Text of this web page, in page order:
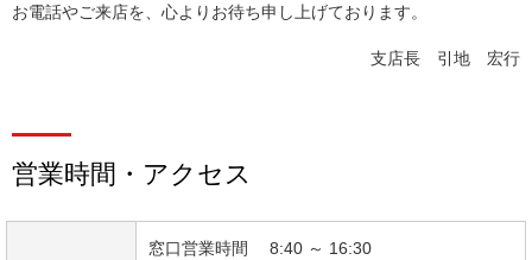
お電話やご来店を、心よりお待ち申し上げております。
支店長 引地 宏行
営業時間・アクセス
窓口営業時間 8:40 ～ 16:30